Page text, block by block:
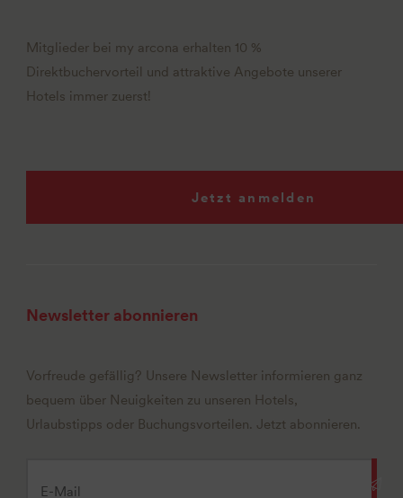
Mitglieder bei my arcona erhalten 10 %
Direktbuchervorteil und attraktive Angebote unserer
Hotels immer zuerst!
Jetzt anmelden
Newsletter abonnieren
Vorfreude gefällig? Unsere Newsletter informieren ganz
bequem über Neuigkeiten zu unseren Hotels,
Urlaubstipps oder Buchungsvorteilen. Jetzt abonnieren.